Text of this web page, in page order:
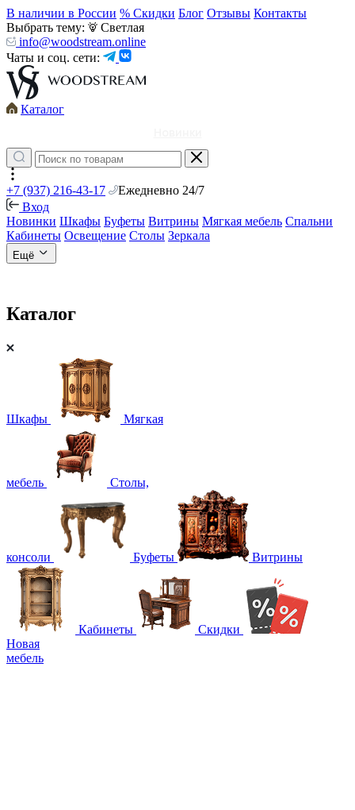
В наличии в России % Скидки Блог Отзывы Контакты
Выбрать тему:
Светлая
info@woodstream.online
Чаты и соц. сети:
Каталог
+7 (937) 216-43-17
Ежедневно 24/7
Вход
Новинки Шкафы Буфеты Витрины Мягкая мебель Спальни
Кабинеты Освещение Столы Зеркала
Ещё
Каталог
Шкафы Мягкая
мебель Столы,
консоли Буфеты Витрины
Кабинеты
Скидки
Новая
мебель